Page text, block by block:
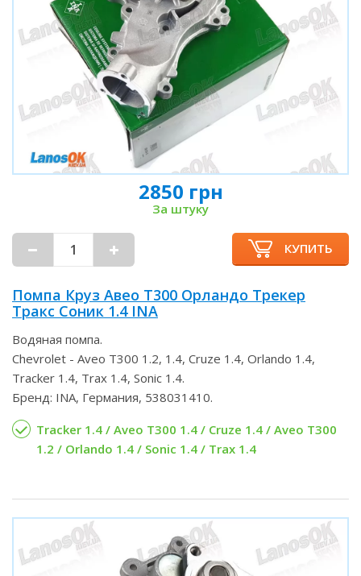
2850 грн
За штуку
КУПИТЬ
Помпа Круз Авео Т300 Орландо Трекер
Тракс Соник 1.4 INA
Водяная помпа.
Chevrolet - Aveo T300 1.2, 1.4, Cruze 1.4, Orlando 1.4,
Tracker 1.4, Trax 1.4, Sonic 1.4.
Бренд: INA, Германия, 538031410.
Tracker 1.4 / Aveo T300 1.4 / Cruze 1.4 / Aveo T300
1.2 / Orlando 1.4 / Sonic 1.4 / Trax 1.4